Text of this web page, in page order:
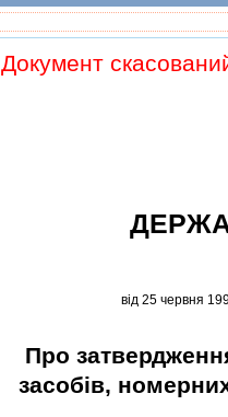
Документ
вiд 25 червня
Про
засобiв,